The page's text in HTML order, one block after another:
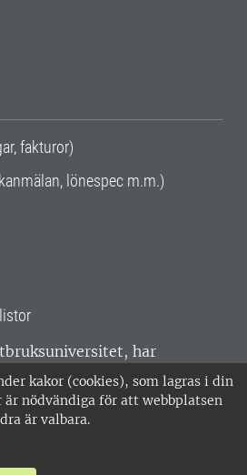
kakor (cookies), som lagras i din
är nödvändiga för att webbplatsen
är valbara.
fakturor)
lönespec m.m.)
har
Sverige. Huvudorter är
Umeå.SLU är
ISO 14001. •
nr: 202100-2817 •